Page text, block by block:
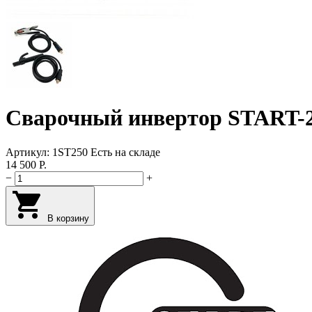
Сварочный инвертор START-
Артикул: 1ST250 Есть на складе
14 500 Р.
−
+
В корзину